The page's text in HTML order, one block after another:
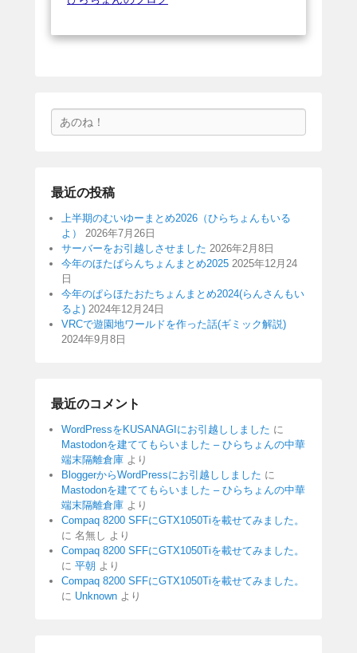
索
最近の投稿
上半期のむいゆーまとめ2026（ひらちょんもいる
よ）
2026年7月26日
サーバーをお引越しさせました 2026年2月8日
今年のほたぱらんちょんまとめ2025 2025年12月24
日
今年のぱらほたおたちょんまとめ2024(らんさんもい
るよ) 2024年12月24日
VRCで遊園地ワールドを作った話(ギミック解説)
2024年9月8日
最近のコメント
WordPressをKUSANAGIにお引越ししました に
Mastodonを建ててもらいました – ひらちょんの中華
端末隔離倉庫 より
BloggerからWordPressにお引越ししました に
Mastodonを建ててもらいました – ひらちょんの中華
端末隔離倉庫 より
Compaq 8200 SFFにGTX1050Tiを載せてみました。
に 名無し より
Compaq 8200 SFFにGTX1050Tiを載せてみました。
に 平朝 より
Compaq 8200 SFFにGTX1050Tiを載せてみました。
に Unknown より